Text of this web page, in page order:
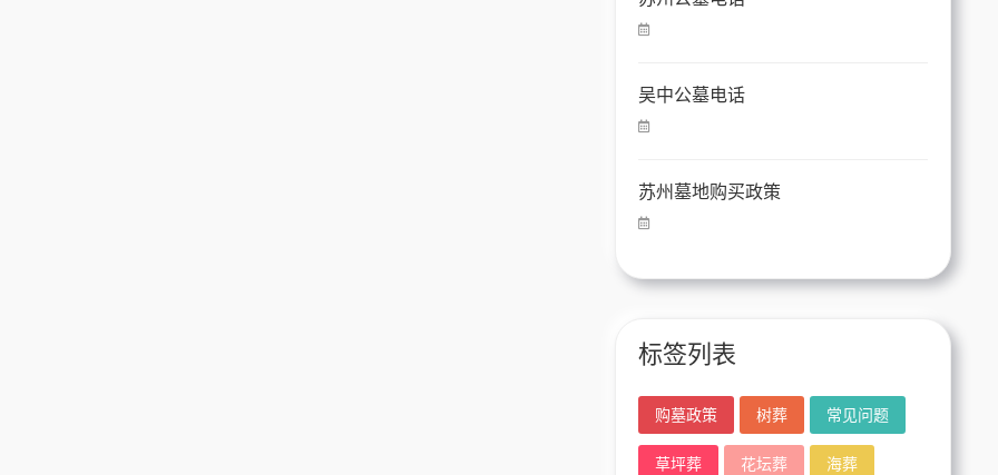
吴中公墓电话
苏州墓地购买政策
标签列表
购墓政策 树葬 常见问题
草坪葬 花坛葬 海葬